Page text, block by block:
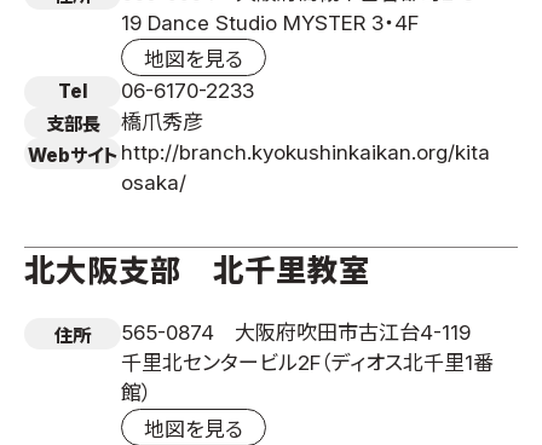
19 Dance Studio MYSTER 3・4F
地図を見る
Tel 06-6170-2233
支部長 橋爪秀彦
Webサイト http://branch.kyokushinkaikan.org/kita
osaka/
北大阪支部 北千里教室
住所
565-0874 大阪府吹田市古江台4-119
千里北センタービル2F（ディオス北千里1番
館）
地図を見る